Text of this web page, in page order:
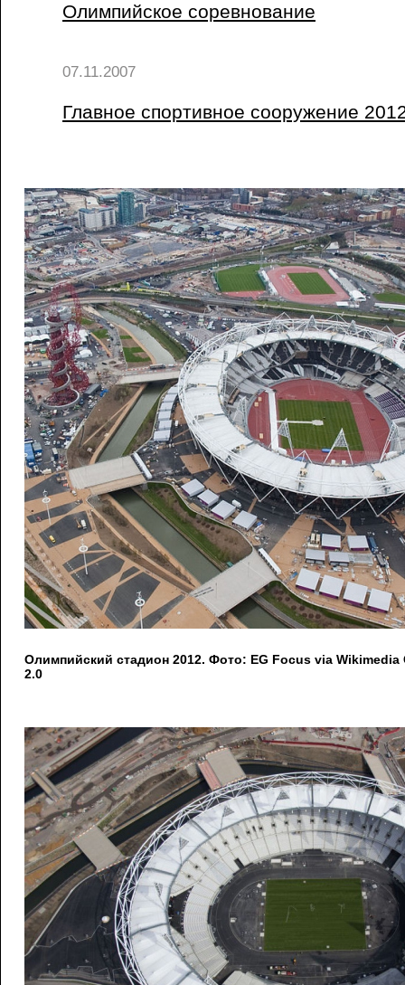
Олимпийское соревнование
07.11.2007
Главное спортивное сооружение
Олимпийский стадион 2012. Фото: EG Focus via Wikimedia
2.0